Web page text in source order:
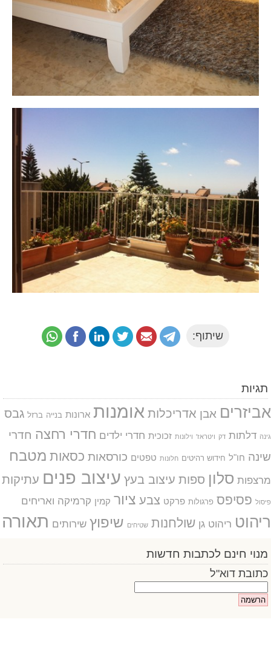
שיתוף:
תגיות
אביזרים אבן אדריכלות אומנות ארונות בנייה ברזל גבס
גינה דלתות דק ויטראז' וילונות זכוכית חדרי ילדים חדרי רחצה חדרי
שינה חו"ל חידוש רהיטים חלונות טפטים כורסאות כסאות מטבח
מרצפות סלון ספות עיצוב בעץ עיצוב פנים עתיקות
פיסול פסיפס פרגולות פרקט צבע ציור קמין קרמיקה ואריחים
ריהוט ריהוט גן שולחנות שטיחים שיפוץ שירותים תאורה
מנוי חינם לכתבות חדשות
כתובת דוא"ל